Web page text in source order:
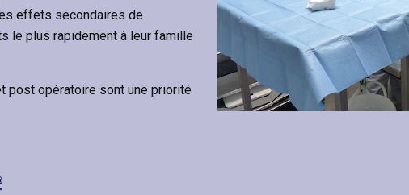
effets secondaires de
le plus rapidement à leur famille
post opératoire sont une priorité